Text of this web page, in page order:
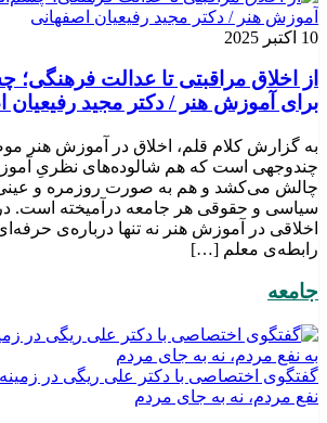
10 اکتبر 2025
از اخلاق مراقبتی تا عدالت فرهنگی؛
برای آموزش هنر / دکتر مجید رفیعیان
به گزارش کلام قلم، اخلاق در آموزش هنر
چندوجهی است که هم شالوده‌های نظریِ
چالش می‌کشد و هم به صورت روزمره و عینی
سیاسی و حقوقی هر جامعه درآمیخته است‌.
اخلاقی در آموزش هنر نه تنها درباره‌ی
رابطه‌ی معلم […]
جامعه
گفتگوی اختصاصی با دکتر علی ریگی در
نفع مردم، نه به جای مردم